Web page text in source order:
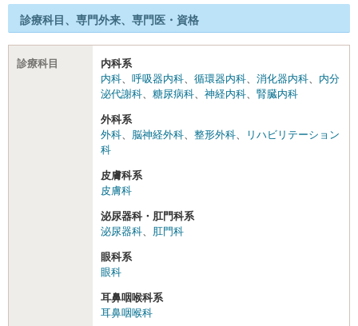
診療科目、専門外来、専門医・資格
診療科目
内科系
内科
呼吸器内科 循環器内科 消化器内科
内分
泌代謝科
糖尿病科 神経内科 腎臓内科
外科系
外科
脳神経外科 整形外科
リハビリテーション
科
皮膚科系
皮膚科
泌尿器科・肛門科系
泌尿器科
肛門科
眼科系
眼科
耳鼻咽喉科系
耳鼻咽喉科